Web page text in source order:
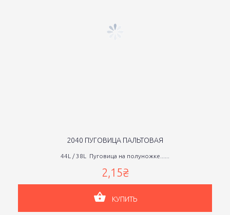
2040 ПУГОВИЦА ПАЛЬТОВАЯ
44L / 38L Пуговица на полуножке......
2,15₴
КУПИТЬ